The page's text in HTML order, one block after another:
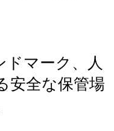
ドマーク、人
安全な保管場